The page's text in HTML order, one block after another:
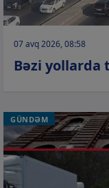
07 avq 2026, 08:58
Bəzi yollarda
GÜNDƏM